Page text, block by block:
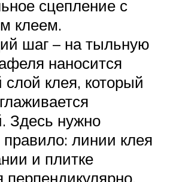
сцепление с
клеем.
шаг – на тыльную
наносится
клея, который
Здесь нужно
линии клея
и плитке
перпендикулярно,